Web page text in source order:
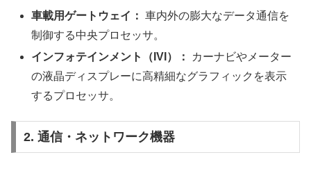
車載用ゲートウェイ： 車内外の膨大なデータ通信を
制御する中央プロセッサ。
インフォテインメント（IVI）：
カーナビやメーター
の液晶ディスプレーに高精細なグラフィックを表示
するプロセッサ。
2. 通信・ネットワーク機器